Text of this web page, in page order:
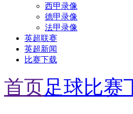
西甲录像
德甲录像
法甲录像
英超联赛
英超新闻
比赛下载
首页足球比赛